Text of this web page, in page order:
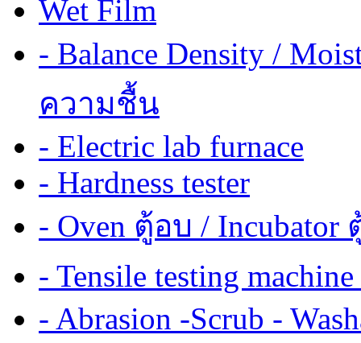
Wet Film
- Balance Density /
ความชื้น
- Electric lab furnace
- Hardness tester
- Oven ตู้อบ / Incubator
- Tensile testing
- Abrasion -Scrub -